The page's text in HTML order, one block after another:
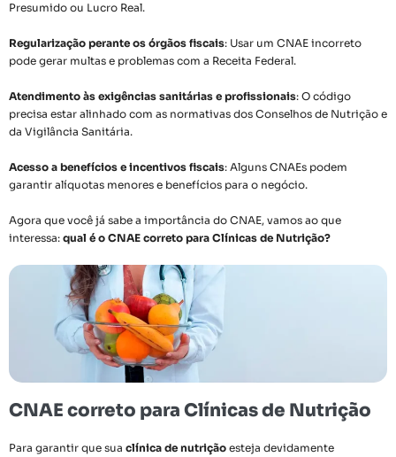
Presumido ou Lucro Real.
Regularização perante os órgãos fiscais: Usar um CNAE incorreto
pode gerar multas e problemas com a Receita Federal.
Atendimento às exigências sanitárias e profissionais: O código
precisa estar alinhado com as normativas dos Conselhos de Nutrição e
da Vigilância Sanitária.
Acesso a benefícios e incentivos fiscais: Alguns CNAEs podem
garantir alíquotas menores e benefícios para o negócio.
Agora que você já sabe a importância do CNAE, vamos ao que
interessa: qual é o CNAE correto para Clínicas de Nutrição?
CNAE correto para Clínicas de Nutrição
Para garantir que sua clínica de nutrição esteja devidamente